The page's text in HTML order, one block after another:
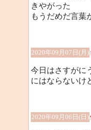
きやがった
もうだめだ言葉
2020年09月07日(月)
今日はさすがに
にはならないけ
2020年09月06日(日)